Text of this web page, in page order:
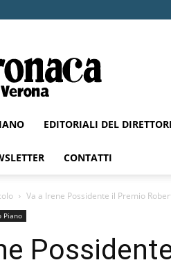
Cronaca
di
Verona
EDITORIALI DEL
CONTATTI
Va a Irene Possidente il Premio
Piano